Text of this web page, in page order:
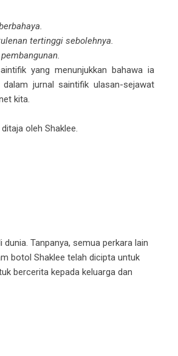
tertinggi sebolehnya.
yang menunjukkan bahawa ia
jurnal saintifik ulasan-sejawat
kita.
oleh Shaklee.
Tanpanya, semua perkara lain
botol Shaklee telah dicipta untuk
bercerita kepada keluarga dan